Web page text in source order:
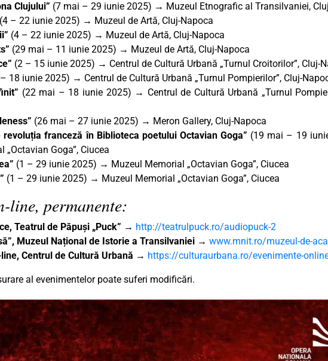
Clujului” (7 mai – 29 iunie 2025) → Muzeul Etnografic al Transilvaniei,
(4 – 22 iunie 2025) → Muzeul de Artă, Cluj-Napoca
(4 – 22 iunie 2025) → Muzeul de Artă, Cluj-Napoca
(29 mai – 11 iunie 2025) → Muzeul de Artă, Cluj-Napoca
(2 – 15 iunie 2025) → Centrul de Cultură Urbană „Turnul Croitorilor”, Cluj-
18 iunie 2025) → Centrul de Cultură Urbană „Turnul Pompierilor”, Cluj-
(22 mai – 18 iunie 2025) → Centrul de Cultură Urbană „Turnul
” (26 mai – 27 iunie 2025) → Meron Gallery, Cluj-Napoca
revoluția franceză în Biblioteca poetului Octavian Goga” (19 mai – 19
„Octavian Goga”, Ciucea
(1 – 29 iunie 2025) → Muzeul Memorial „Octavian Goga”, Ciucea
(1 – 29 iunie 2025) → Muzeul Memorial „Octavian Goga”, Ciucea
line, permanente:
Teatrul de Păpuși „Puck” → http://teatrulpuck.ro/audiopuck-2
Muzeul Național de Istorie a Transilvaniei → www.mnit.ro/muzeul-de-
Centrul de Cultură Urbană → https://culturaurbana.ro/evenimente-
al evenimentelor poate suferi modificări.